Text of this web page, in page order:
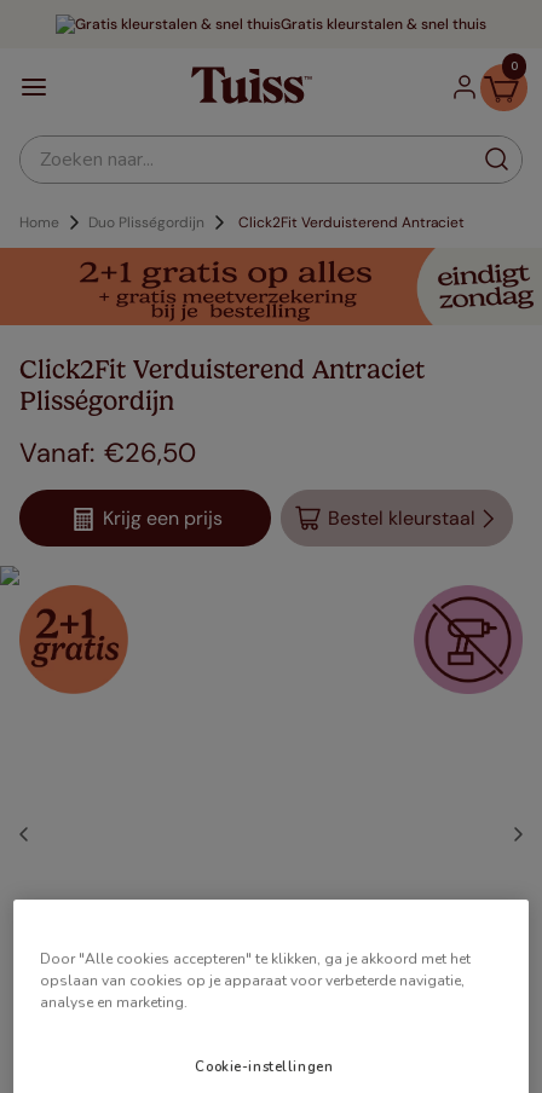
Gratis kleurstalen & snel thuis
0
Zoeken naar...
Home Duo Plisségordijn Click2Fit Verduisterend Antraciet
Click2Fit Verduisterend Antraciet
Plisségordijn
€26,50
Krijg een prijs Bestel kleurstaal
Door "Alle cookies accepteren" te klikken, ga je akkoord met het
opslaan van cookies op je apparaat voor verbeterde navigatie,
analyse en marketing.
Cookie-instellingen